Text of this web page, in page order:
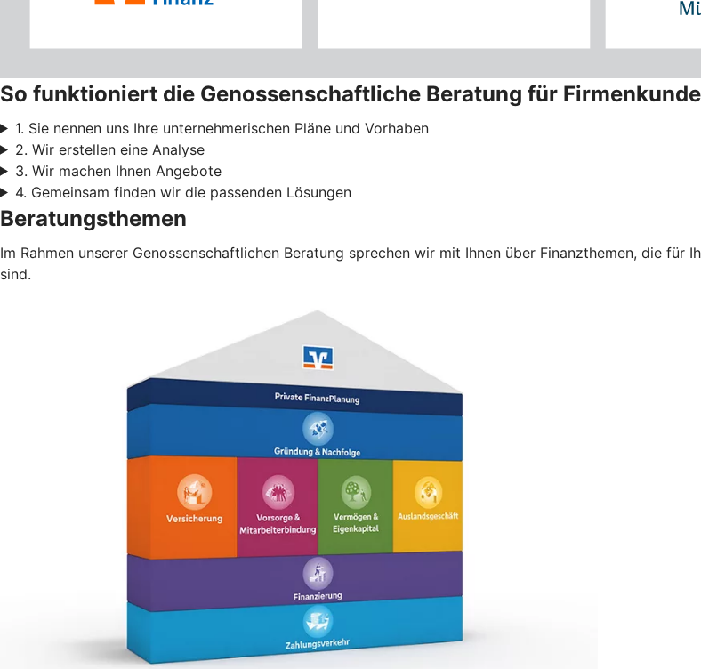
So funktioniert die Genossenschaftliche Beratung für
1. Sie nennen uns Ihre unternehmerischen Pläne und Vorhaben
2. Wir erstellen eine Analyse
3. Wir machen Ihnen Angebote
4. Gemeinsam finden wir die passenden Lösungen
Beratungsthemen
Im Rahmen unserer Genossenschaftlichen Beratung sprechen wir mit Ihnen über Finanzthemen, die
sind.